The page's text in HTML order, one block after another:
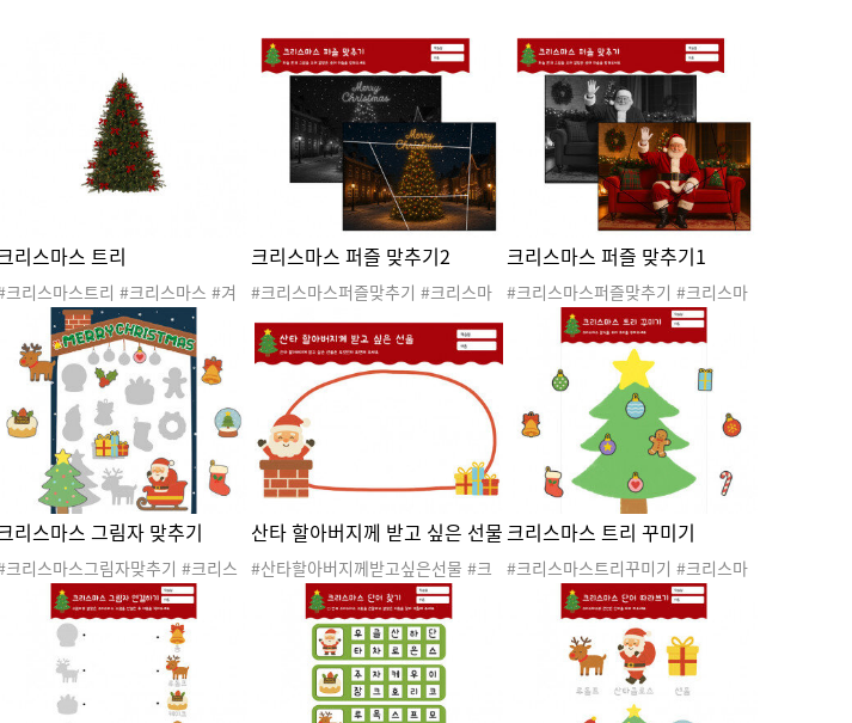
스도안 #크리스마스파티 #크리스마
스행사 #산타잔치 #산타파티 #크리
스마스활동 #크리스마스놀이 #겨울
이야기 #크리스마스이야기 #놀이발
자국 #놀이기록지 #사후놀이기록 #
놀이안내문 #놀이소식지 #놀이통신
사진 #놀이사진 #놀이PPT #PPT
버지 #루돌프 #크리스마스트리 #겨
울도안 #크리스마스도안 #크리스마
스파티 #크리스마스행사 #산타잔치
#산타파티 #크리스마스활동 #크리
스마스놀이 #겨울이야기 #크리스마
스이야기 #놀이발자국 #놀이기록지
#사후놀이기록 #놀이안내문 #놀이
소식지 #놀이통신문 #놀이관찰 #놀
이 #가정통신문 #사진 #놀이사진 #
놀이PPT #PPT #크리스마스편지지
#크리스마스알림장
할아버지 #루돌프 #크리스마스트리
#겨울도안 #크리스마스도안 #크리
스마스파티 #크리스마스행사 #산타
잔치 #산타파티 #크리스마스활동 #
크리스마스놀이 #겨울이야기 #크리
스마스이야기 #놀이발자국 #놀이기
록지 #사후놀이기록 #놀이안내문 #
놀이소식지 #놀이통신문 #놀이관찰
#놀이 #가정통신문 #사진 #놀이사진
#놀이PPT #PPT #레터링 #꾸미기레
크리스마스 트리
크리스마스트리 #크리스마스 #겨
울 #산타 #산타클로스 #산타할아버
지 #루돌프 #크리스마스트리 #겨울
도안 #크리스마스도안 #크리스마스
파티 #크리스마스행사 #산타잔치 #
산타파티 #크리스마스활동 #크리스
마스놀이 #겨울이야기 #크리스마스
이야기 #놀이발자국 #놀이기록지 #
사후놀이기록 #놀이안내문 #놀이소
식지 #놀이통신문 #놀이관찰 #놀이
#가정통신문 #사진 #놀이사진 #놀이
크리스마스 퍼즐 맞추기2
#크리스마스퍼즐맞추기 #크리스마
할아버지 #루돌프 #크리스마스트리
#크리스마스도안 #크리스마스활동
#크리스마스활동지 #퍼즐맞추기 #
수조작활동
크리스마스 퍼즐 맞추기1
#크리스마스퍼즐맞추기 #크리스마
스 #겨울 #산타 #산타클로스 #산타
할아버지 #루돌프 #크리스마스트리
#크리스마스도안 #크리스마스활동
#크리스마스활동지 #퍼즐맞추기 #
수조작활동
크리스마스 그림자 맞추기
크리스마스그림자맞추기 #크리스
마스 #겨울 #산타 #산타클로스 #산
타할아버지 #루돌프 #크리스마스트
리 #크리스마스도안 #크리스마스활
동 #크리스마스활동지 #그림자맞추
기 #오리고붙이기
산타 할아버지께 받고 싶은 선물
#산타할아버지께받고싶은선물 #크
리스마스 #겨울 #산타 #산타클로스
#산타할아버지 #루돌프 #크리스마
스트리 #크리스마스도안 #크리스마
스활동 #크리스마스활동지 #표현활
크리스마스 트리 꾸미기
#크리스마스트리꾸미기 #크리스마
스 #겨울 #산타 #산타클로스 #산타
할아버지 #루돌프 #크리스마스트리
#크리스마스도안 #크리스마스활동
#크리스마스활동지 #미술활동 #오
리고붙이기